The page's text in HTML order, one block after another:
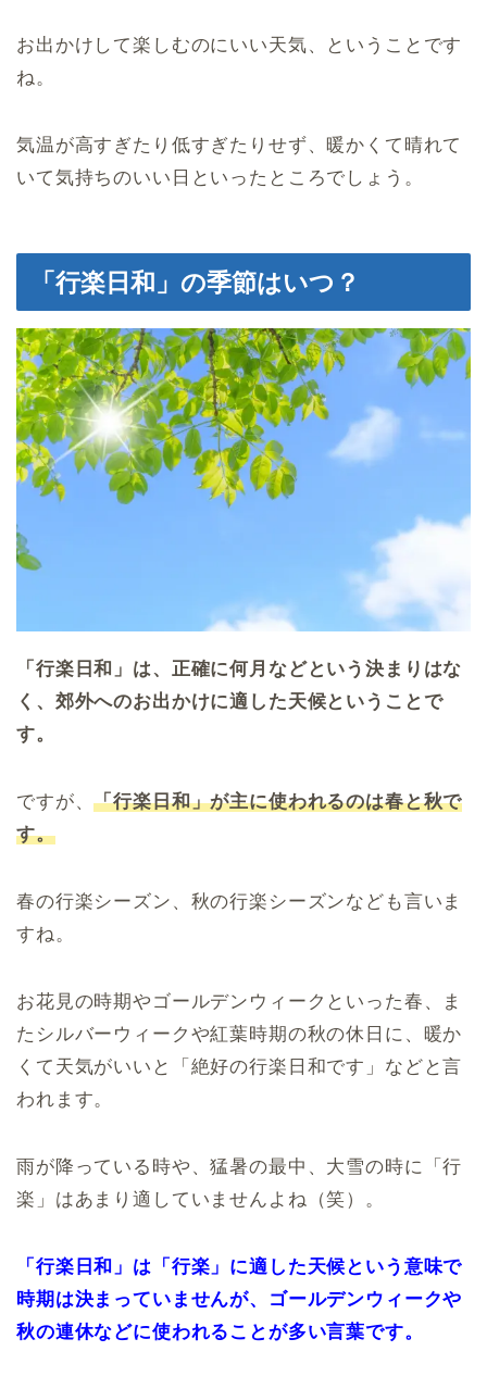
お出かけして楽しむのにいい天気、ということです
ね。
気温が高すぎたり低すぎたりせず、暖かくて晴れて
いて気持ちのいい日といったところでしょう。
「行楽日和」の季節はいつ？
「行楽日和」は、正確に何月などという決まりはな
く、郊外へのお出かけに適した天候ということで
す。
ですが、「行楽日和」が主に使われるのは春と秋で
す。
春の行楽シーズン、秋の行楽シーズンなども言いま
すね。
お花見の時期やゴールデンウィークといった春、ま
たシルバーウィークや紅葉時期の秋の休日に、暖か
くて天気がいいと「絶好の行楽日和です」などと言
われます。
雨が降っている時や、猛暑の最中、大雪の時に「行
楽」はあまり適していませんよね（笑）。
「行楽日和」は「行楽」に適した天候という意味で
時期は決まっていませんが、ゴールデンウィークや
秋の連休などに使われることが多い言葉です。